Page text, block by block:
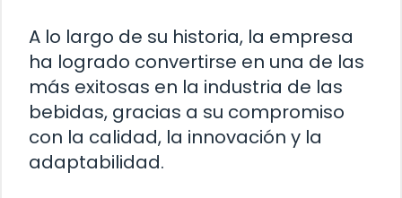
A lo largo de su historia, la empresa
ha logrado convertirse en una de las
más exitosas en la industria de las
bebidas, gracias a su compromiso
con la calidad, la innovación y la
adaptabilidad.